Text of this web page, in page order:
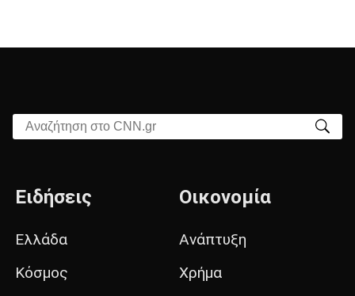
Αναζήτηση στο CNN.gr
Ειδήσεις
Ελλάδα
Κόσμος
Οικονομία
Ανάπτυξη
Χρήμα